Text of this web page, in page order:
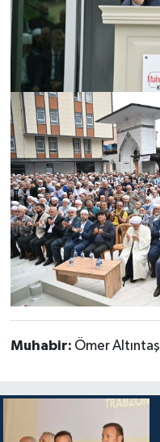
Muhabir: Ömer Altıntaş